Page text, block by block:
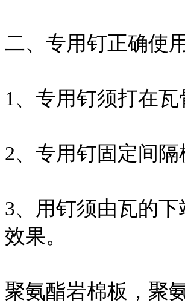
二、专用钉正确使
1、专用钉须打在
2、专用钉固定间
3、用钉须由瓦的
效果。
聚氨酯岩棉板，聚